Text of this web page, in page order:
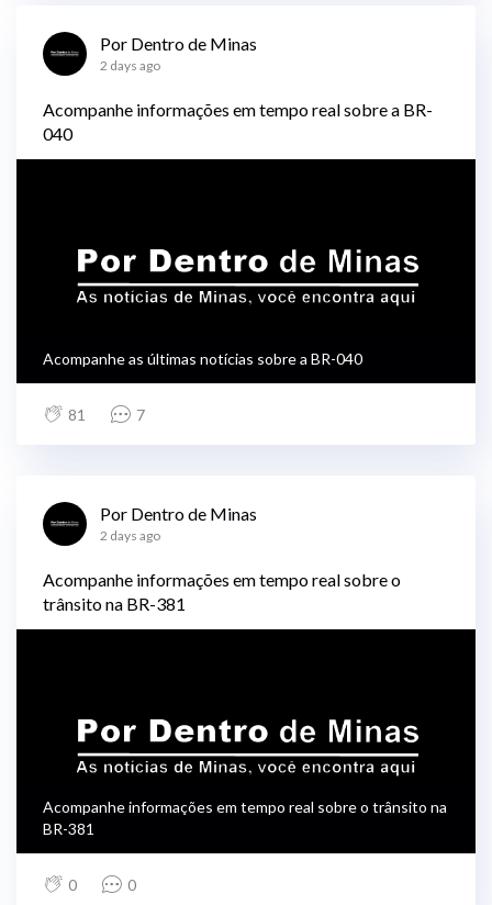
Por Dentro de Minas
2 days ago
Acompanhe informações em tempo real sobre a BR-
040
Acompanhe as últimas notícias sobre a BR-040
81 7
Por Dentro de Minas
2 days ago
Acompanhe informações em tempo real sobre o
trânsito na BR-381
Acompanhe informações em tempo real sobre o trânsito na
BR-381
0 0